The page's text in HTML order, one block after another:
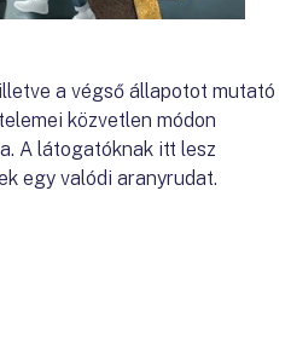
a végső állapotot mutató
közvetlen módon
A látogatóknak itt lesz
egy valódi aranyrudat.